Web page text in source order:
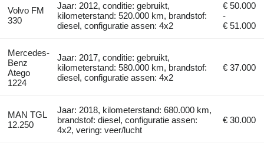
Volvo FM
330
Jaar: 2012, conditie: gebruikt,
kilometerstand: 520.000 km, brandstof:
diesel, configuratie assen: 4x2
€ 50.000
-
€ 51.000
Mercedes-
Benz
Atego
1224
Jaar: 2017, conditie: gebruikt,
kilometerstand: 580.000 km, brandstof:
diesel, configuratie assen: 4x2
€ 37.000
MAN TGL
12.250
Jaar: 2018, kilometerstand: 680.000 km,
brandstof: diesel, configuratie assen:
4x2, vering: veer/lucht
€ 30.000